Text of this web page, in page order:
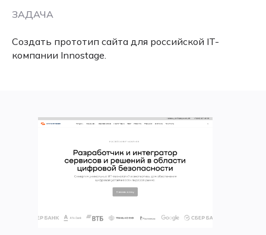
ЗАДАЧА
Создать прототип сайта для российской IT-
компании Innostage.